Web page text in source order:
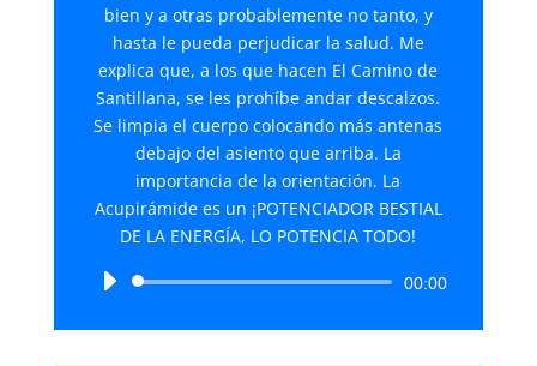
bien y a otras probablemente no tanto, y
hasta le pueda perjudicar la salud. Me
explica que, a los que hacen El Camino de
Santillana, se les prohíbe andar descalzos.
Se limpia el cuerpo colocando más antenas
debajo del asiento que arriba. La
importancia de la orientación. La
Acupirámide es un ¡POTENCIADOR BESTIAL
DE LA ENERGÍA, LO POTENCIA TODO!
Reproductor
audio
00:00